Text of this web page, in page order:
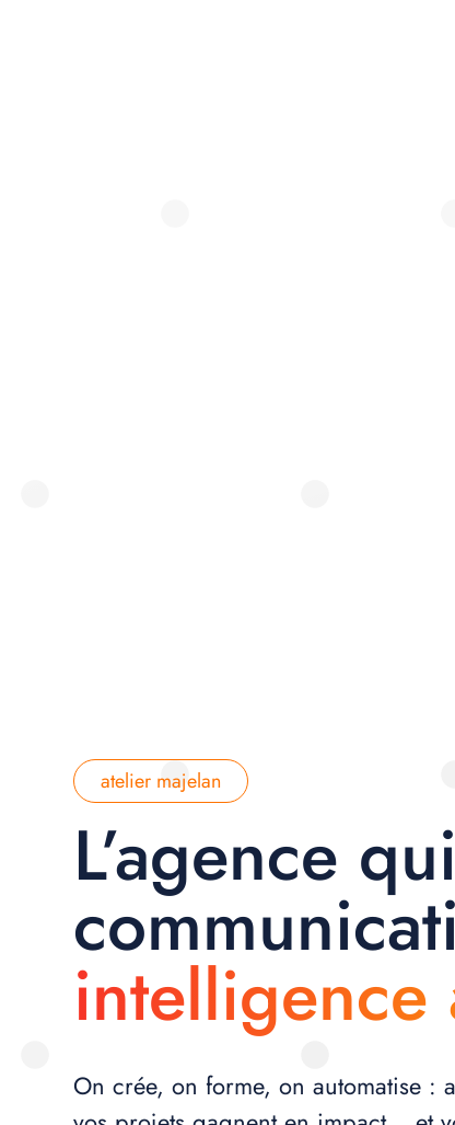
atelier majelan
L’agence
On crée, on forme, on automatise :